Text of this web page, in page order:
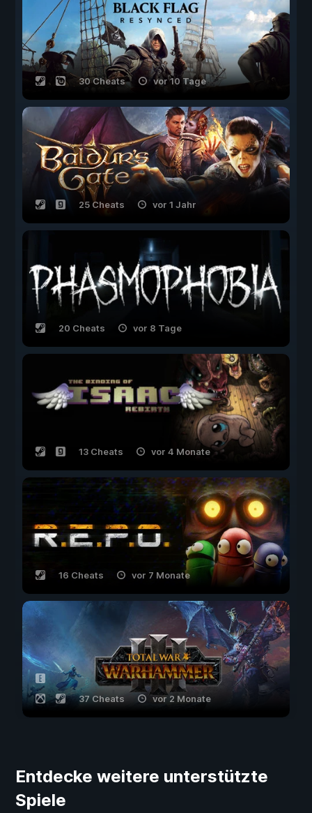
30 Cheats vor 10 Tage
25 Cheats vor 1 Jahr
20 Cheats vor 8 Tage
13 Cheats vor 4 Monate
16 Cheats vor 7 Monate
37 Cheats vor 2 Monate
Entdecke weitere unterstützte
Spiele